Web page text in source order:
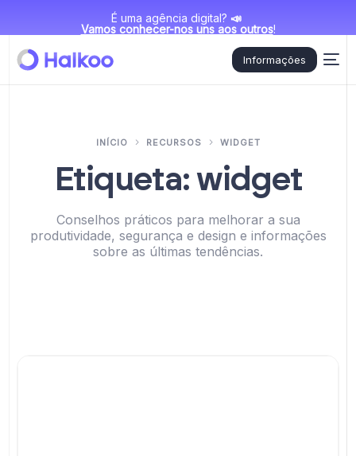
É uma agência digital? 📣
Vamos conhecer-nos uns aos outros!
Informações
INÍCIO RECURSOS WIDGET
Etiqueta:widget
Conselhos práticos para melhorar a sua
produtividade, segurança e design e informações
sobre as últimas tendências.